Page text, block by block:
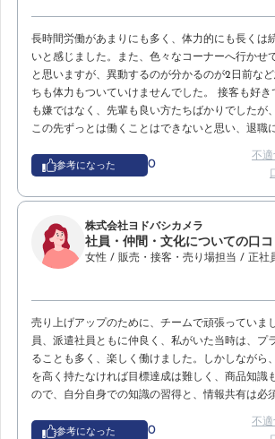
長時間労働があまりにも多く、体力的にも長くは
いと感じました。また、色々なコーナーへ行かせ
と思いますが、異動するのが分かるのが2日前な
ちも体力もついていけませんでした。 接客も好
も嫌ではなく、先輩も良い方たちばかりでしたが
この先ずっとは働くことはできないと思い、退職
参考になった 0
不適
株式会社ヨドバシカメラ
社員・仲間・文化についての口コ
女性 / 販売・接客・売り場担当 / 正社
売り上げアップのために、チームで頑張っていま
員、派遣社員ともに仲良く、私がいた当時は、プ
ることも多く、楽しく働けました。しかしながら
を高く持たなければ目標達成は難しく、商品知識
ので、自分自身での知識の習得と、情報共有は必
参考になった 0
不適